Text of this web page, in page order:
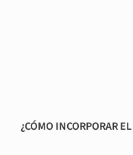
¿CÓMO INCORPORAR EL